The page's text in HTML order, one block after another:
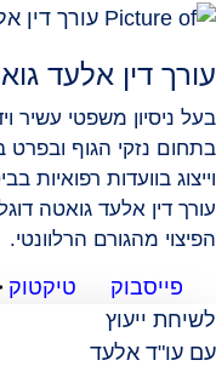
עורך דין אלעד
בעל ניסיון משפטי עשיר
בתחום נזקי הגוף ובפרט
וייצוג בוועדות רפואיות
עורך דין אלעד גואטה
הפיצוי מהגורם הרלוונטי.
פייסבוק טיקטוק
לשיחת ייעוץ
עם עו"ד אלעד